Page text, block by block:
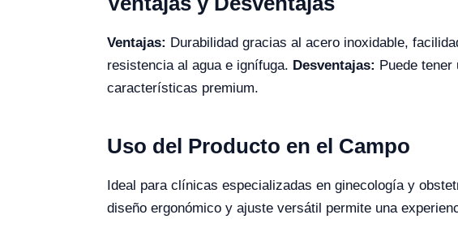
Ventajas: Durabilidad gracias al acero inoxidable,
resistencia al agua e ignífuga. Desventajas: Puede
características premium.
Uso del Producto en el Campo
Ideal para clínicas especializadas en ginecología y
diseño ergonómico y ajuste versátil permite una